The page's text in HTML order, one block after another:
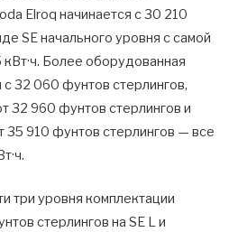
Elroq начинается с 30 210
SE начального уровня с самой
Более оборудованная
с 32 060 фунтов стерлингов,
32 960 фунтов стерлингов и
35 910 фунтов стерлингов — все
три уровня комплектации
стерлингов на SE L и